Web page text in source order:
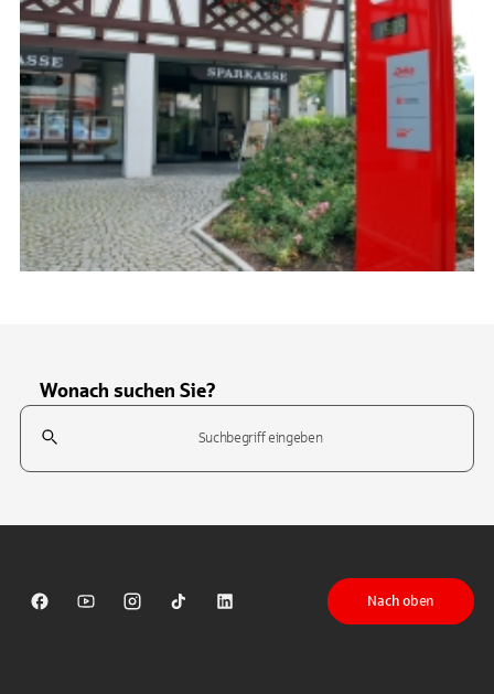
Wonach suchen Sie?
Suchfeld
Sparkasse auf Facebook
Sparkasse auf Youtube
Sparkasse auf Instagram
Sparkasse auf TikTok
Sparkasse auf LinkedIn
Nach oben